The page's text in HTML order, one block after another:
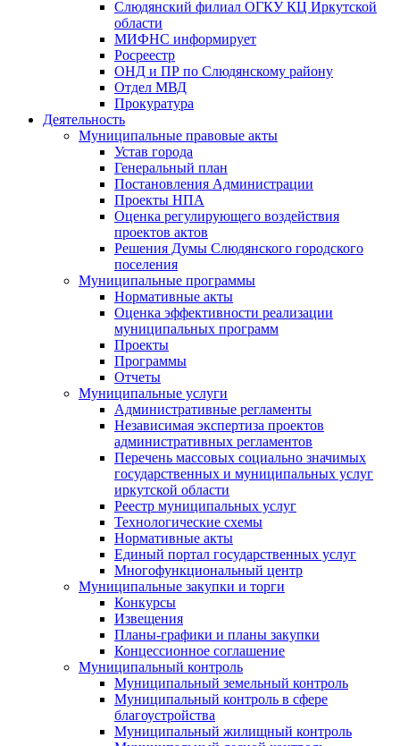
Слюдянский филиал ОГКУ КЦ Иркутской
области
МИФНС информирует
Росреестр
ОНД и ПР по Слюдянскому району
Отдел МВД
Прокуратура
Деятельность
Муниципальные правовые акты
Устав города
Генеральный план
Постановления Администрации
Проекты НПА
Оценка регулирующего воздействия
проектов актов
Решения Думы Слюдянского городского
поселения
Муниципальные программы
Нормативные акты
Оценка эффективности реализации
муниципальных программ
Проекты
Программы
Отчеты
Муниципальные услуги
Административные регламенты
Независимая экспертиза проектов
административных регламентов
Перечень массовых социально значимых
государственных и муниципальных услуг
иркутской области
Реестр муниципальных услуг
Технологические схемы
Нормативные акты
Единый портал государственных услуг
Многофункциональный центр
Муниципальные закупки и торги
Конкурсы
Извещения
Планы-графики и планы закупки
Концессионное соглашение
Муниципальный контроль
Муниципальный земельный контроль
Муниципальный контроль в сфере
благоустройства
Муниципальный жилищный контроль